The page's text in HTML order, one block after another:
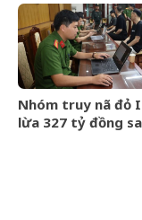
đình đám MXH
Nhóm truy nã đỏ
lừa 327 tỷ đồng